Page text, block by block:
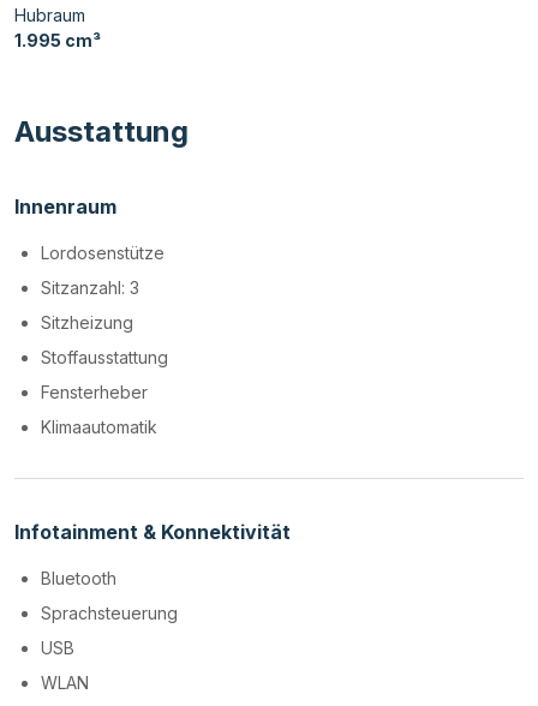
Hubraum
1.995 cm³
Ausstattung
Innenraum
Lordosenstütze
Sitzanzahl: 3
Sitzheizung
Stoffausstattung
Fensterheber
Klimaautomatik
Infotainment & Konnektivität
Bluetooth
Sprachsteuerung
USB
WLAN